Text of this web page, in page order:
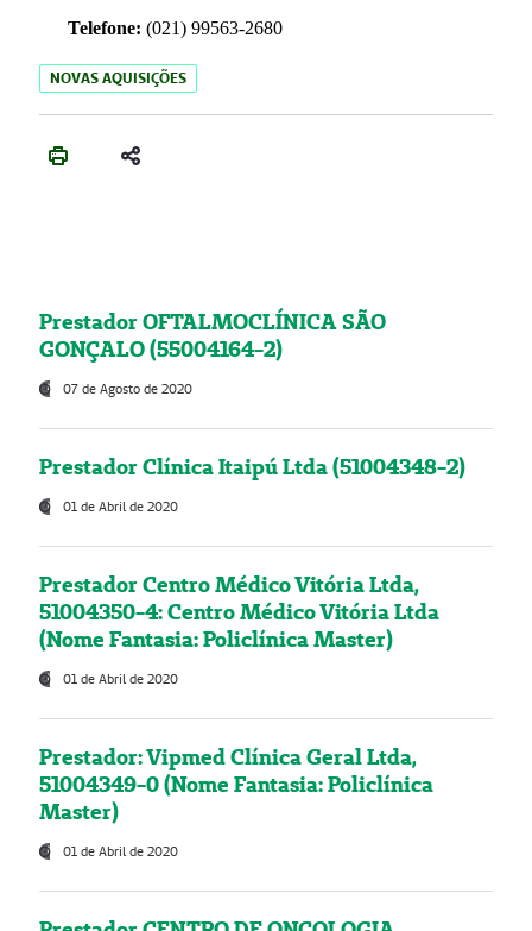
Telefone: (021) 99563-2680
NOVAS AQUISIÇÕES
Prestador OFTALMOCLÍNICA SÃO
GONÇALO (55004164-2)
07 de Agosto de 2020
Prestador Clínica Itaipú Ltda (51004348-2)
01 de Abril de 2020
Prestador Centro Médico Vitória Ltda,
51004350-4: Centro Médico Vitória Ltda
(Nome Fantasia: Policlínica Master)
01 de Abril de 2020
Prestador: Vipmed Clínica Geral Ltda,
51004349-0 (Nome Fantasia: Policlínica
Master)
01 de Abril de 2020